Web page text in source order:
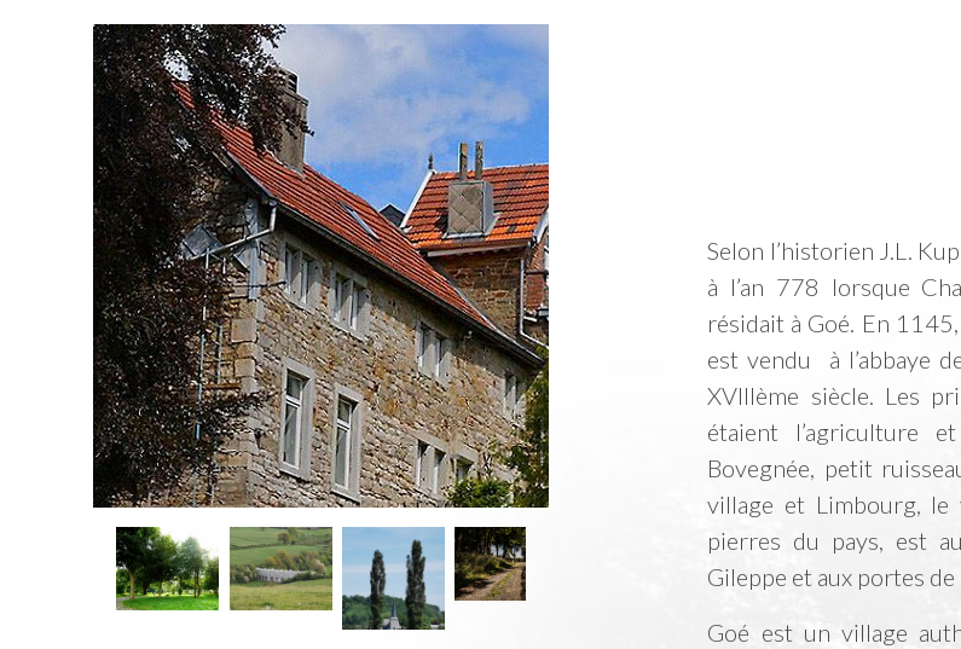
Selon l’historien J.L.
à l’an 778 lorsque
résidait à Goé. En
est vendu à l’abbaye
XVIIIème siècle. Les
étaient l’agriculture
Bovegnée, petit
village et Limbourg, le
pierres du pays, est
Gileppe et aux portes
Goé est un village